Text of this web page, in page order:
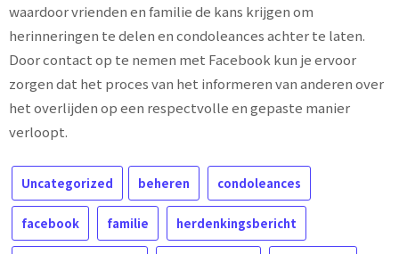
waardoor vrienden en familie de kans krijgen om
herinneringen te delen en condoleances achter te laten.
Door contact op te nemen met Facebook kun je ervoor
zorgen dat het proces van het informeren van anderen over
het overlijden op een respectvolle en gepaste manier
verloopt.
Uncategorized beheren condoleances
facebook familie herdenkingsbericht